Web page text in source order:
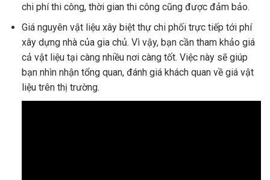
chi phí thi công, thời gian thi công cũng được đảm bảo.
Giá nguyên vật liệu xây biệt thự chi phối trực tiếp tới phí
xây dựng nhà của gia chủ. Vì vậy, bạn cần tham khảo giá
cả vật liệu tại càng nhiều nơi càng tốt. Việc này sẽ giúp
bạn nhìn nhận tổng quan, đánh giá khách quan về giá vật
liệu trên thị trường.